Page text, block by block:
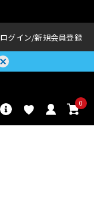
ログイン 新規会員登録
0